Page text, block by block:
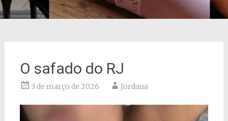
O safado do RJ
3 de março de 2026 Jordana